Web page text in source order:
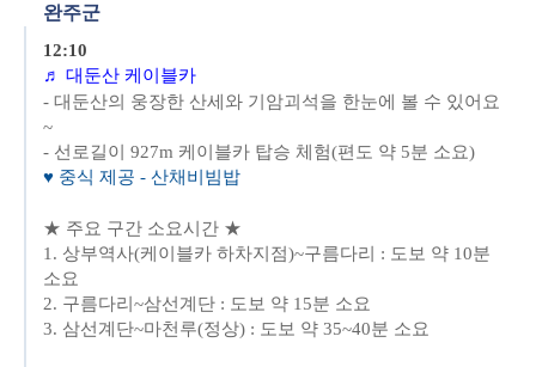
완주군
12:10
♬대둔산 케이블카
- 대둔산의 웅장한 산세와 기암괴석을 한눈에 볼 수 있어요
~
- 선로길이 927m 케이블카 탑승 체험(편도 약 5분 소요)
♥ 중식 제공 - 산채비빔밥
★ 주요 구간 소요시간 ★
1. 상부역사(케이블카 하차지점)~구름다리 : 도보 약 10분
소요
2. 구름다리~삼선계단 : 도보 약 15분 소요
3. 삼선계단~마천루(정상) : 도보 약 35~40분 소요